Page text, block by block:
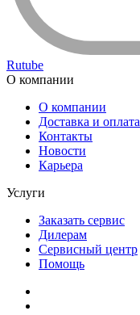
Rutube
О компании
О компании
Доставка и оплата
Контакты
Новости
Карьера
Услуги
Заказать сервис
Дилерам
Сервисный центр
Помощь